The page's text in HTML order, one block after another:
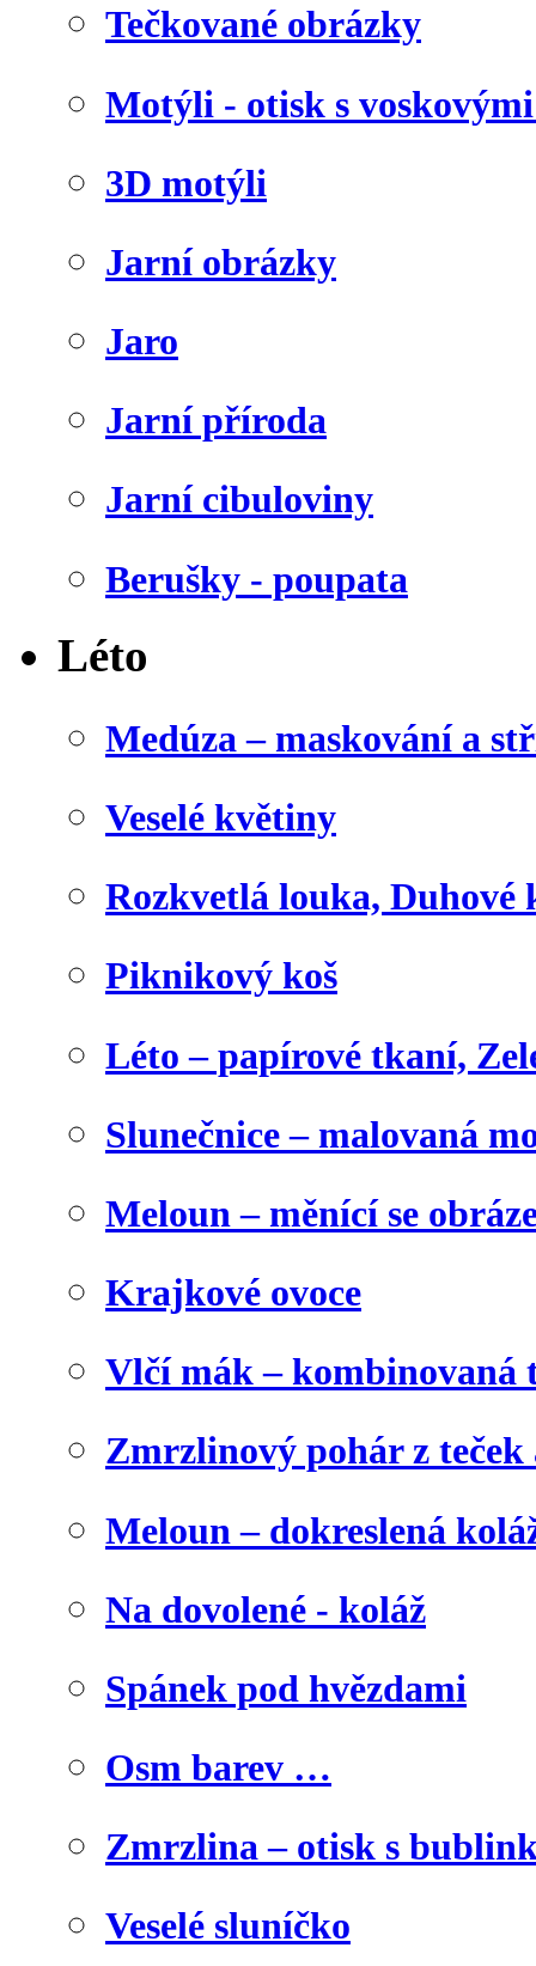
Tečkované obrázky
Motýli - otisk s
3D motýli
Jarní obrázky
Jaro
Jarní příroda
Jarní cibuloviny
Berušky - poupata
Léto
Medúza – maskování a
Veselé květiny
Rozkvetlá louka, Duhové
Piknikový koš
Léto – papírové tkaní,
Slunečnice – malovaná
Meloun – měnící se
Krajkové ovoce
Vlčí mák – kombinovaná
Zmrzlinový pohár z
Meloun – dokreslená
Na dovolené - koláž
Spánek pod hvězdami
Osm barev …
Zmrzlina – otisk s
Veselé sluníčko